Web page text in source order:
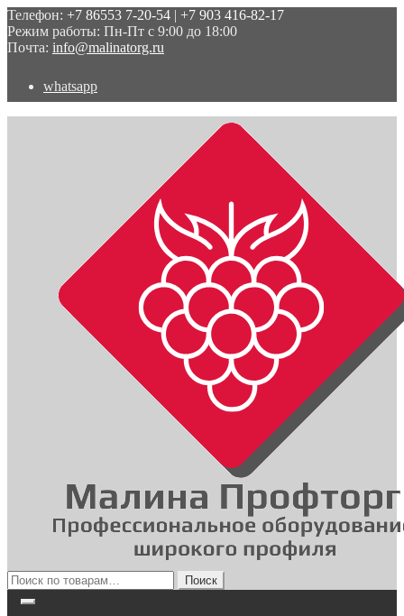
Телефон: +7 86553 7-20-54 | +7 903 416-82-17
Режим работы: Пн-Пт с 9:00 до 18:00
Почта: info@malinatorg.ru
whatsapp
Искать: Поиск